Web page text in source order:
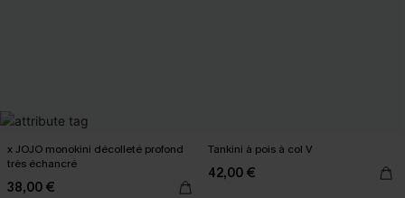
x JOJO monokini décolleté profond
très échancré
38,00 €
Tankini à pois à col V
42,00 €